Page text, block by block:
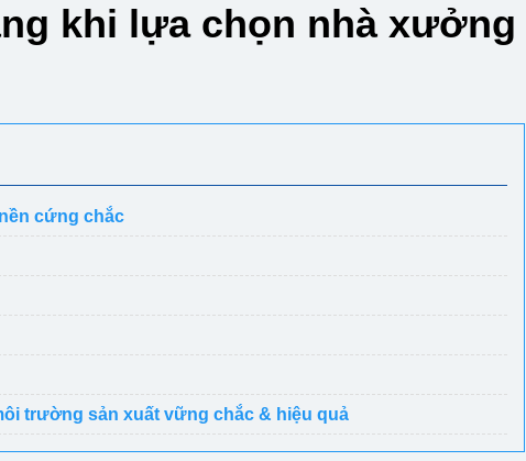
khi lựa chọn nhà xưởng
cứng chắc
trường sản xuất vững chắc & hiệu quả